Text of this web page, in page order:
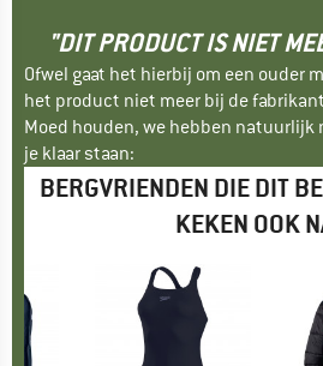
"DIT PRODUCT IS NIET
Ofwel gaat het hierbij om een ouder
het product niet meer bij de
Moed houden, we hebben natuurlijk
je klaar staan:
BERGVRIENDEN DIE DIT
KEKEN OOK